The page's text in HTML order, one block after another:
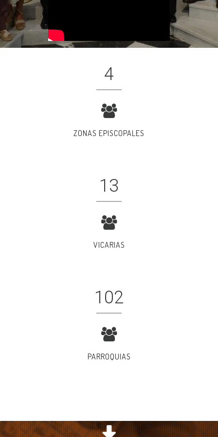
4
ZONAS EPISCOPALES
13
VICARIAS
102
PARROQUIAS